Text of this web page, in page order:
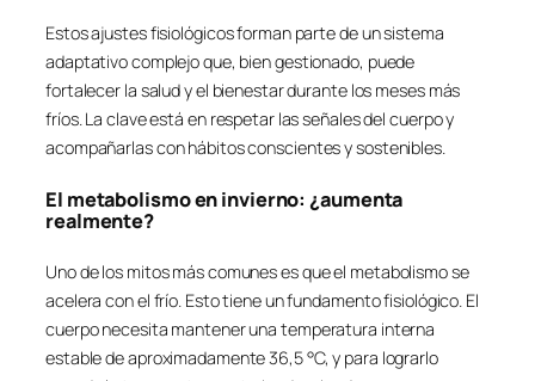
Estos ajustes fisiológicos forman parte de un sistema
adaptativo complejo que, bien gestionado, puede
fortalecer la salud y el bienestar durante los meses más
fríos. La clave está en respetar las señales del cuerpo y
acompañarlas con hábitos conscientes y sostenibles.
El metabolismo en invierno: ¿aumenta
realmente?
Uno de los mitos más comunes es que el metabolismo se
acelera con el frío. Esto tiene un fundamento fisiológico. El
cuerpo necesita mantener una temperatura interna
estable de aproximadamente 36,5 °C, y para lograrlo